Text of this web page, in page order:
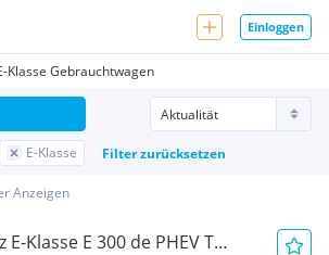
Einloggen
Klasse Gebrauchtwagen
E-Klasse Filter zurücksetzen
Anzeigen
Klasse E 300 de PHEV T